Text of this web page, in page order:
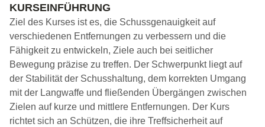
KURSEINFÜHRUNG
Ziel des Kurses ist es, die Schussgenauigkeit auf
verschiedenen Entfernungen zu verbessern und die
Fähigkeit zu entwickeln, Ziele auch bei seitlicher
Bewegung präzise zu treffen. Der Schwerpunkt liegt auf
der Stabilität der Schusshaltung, dem korrekten Umgang
mit der Langwaffe und fließenden Übergängen zwischen
Zielen auf kurze und mittlere Entfernungen. Der Kurs
richtet sich an Schützen, die ihre Treffsicherheit auf